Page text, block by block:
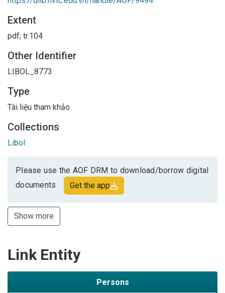
Extent
pdf; tr.104
Other Identifier
LIBOL_8773
Type
Tài liệu tham khảo
Collections
Libol
Please use the AOF DRM to download/borrow digital
documents
Get the app
Show more
Link Entity
Persons